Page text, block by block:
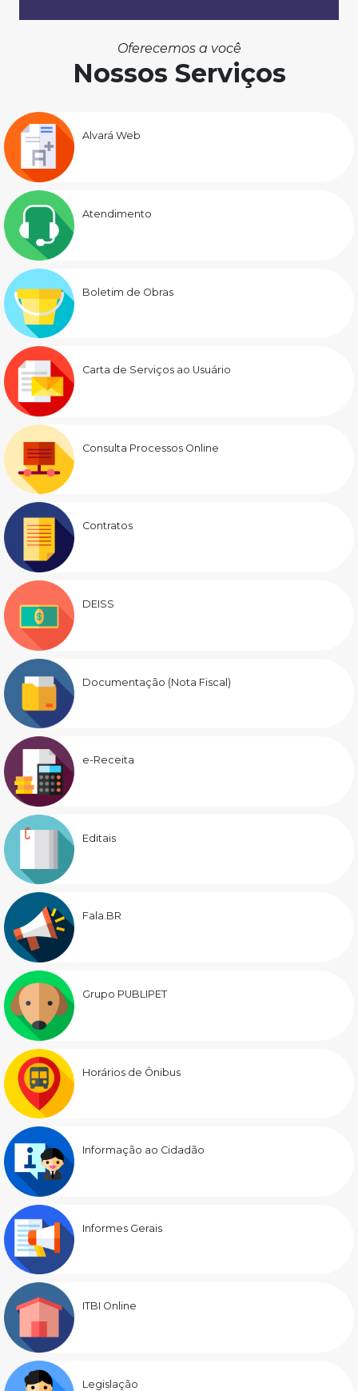
Oferecemos a você
Nossos Serviços
Alvará Web
Atendimento
Boletim de Obras
Carta de Serviços ao Usuário
Consulta Processos Online
Contratos
DEISS
Documentação (Nota Fiscal)
e-Receita
Editais
Fala.BR
Grupo PUBLIPET
Horários de Ônibus
Informação ao Cidadão
Informes Gerais
ITBI Online
Legislação